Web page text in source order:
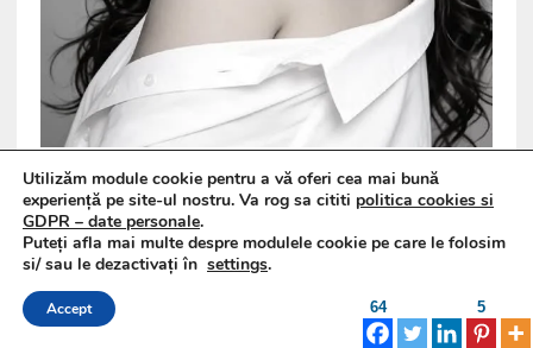
64 5
Utilizăm module cookie pentru a vă oferi cea mai bună
experiență pe site-ul nostru. Va rog sa cititi politica cookies si
GDPR – date personale.
Puteți afla mai multe despre modulele cookie pe care le folosim
si/ sau le dezactivați în settings.
Accept